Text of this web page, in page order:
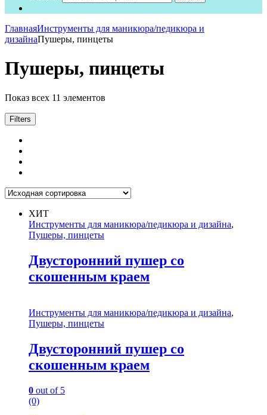
ГлавнаяИнструменты для маникюра/педикюра и
дизайнаПушеры, пинцеты
Пушеры, пинцеты
Показ всех 11 элементов
Filters
ХИТ
Инструменты для маникюра/педикюра и дизайна,
Пушеры, пинцеты
Двусторонний пушер со
скошенным краем
Инструменты для маникюра/педикюра и дизайна,
Пушеры, пинцеты
Двусторонний пушер со
скошенным краем
0 out of 5
(0)